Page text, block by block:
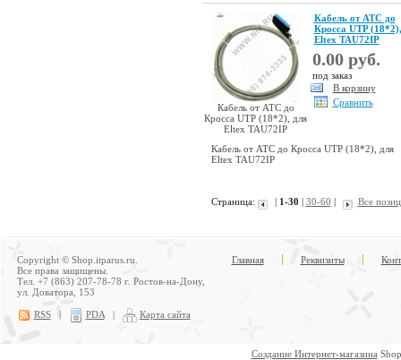
Кабель от АТС до
Кросса UTP (18*2), для
Eltex TAU72IP
Кабель от АТС до
Кросса UTP
Eltex TAU72IP
0.00 руб.
под заказ
В корзину
Сравнить
Кабель от АТС до Кросса UTP (18*2), для
Eltex TAU72IP
Страница: | 1-30 | 30-60 | Все
Copyright © Shop.itparus.ru.
Все права защищены.
Тел. +7 (863) 207-78-78 г. Ростов-на-Дону,
ул. Доватора, 153
RSS | PDA | Карта сайта
Главная Реквизиты
Создание Интернет-магазина